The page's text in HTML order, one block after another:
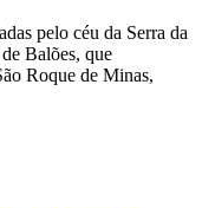
pelo céu da Serra da
Balões, que
Roque de Minas,